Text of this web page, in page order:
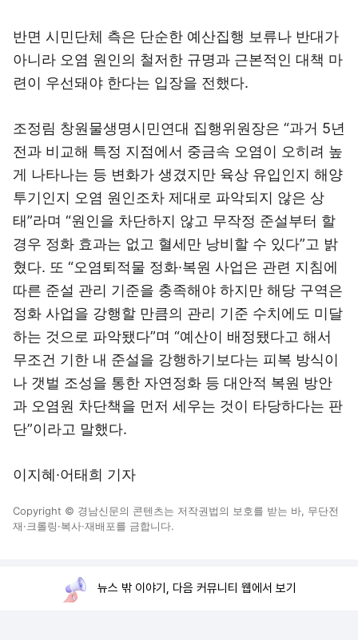
반면 시민단체 측은 단순한 예산집행 보류나 반대가
아니라 오염 원인의 철저한 규명과 근본적인 대책 마
련이 우선돼야 한다는 입장을 전했다.
조정림 창원물생명시민연대 집행위원장은 “과거 5년
전과 비교해 특정 지점에서 중금속 오염이 오히려 높
게 나타나는 등 변화가 생겼지만 육상 유입인지 해양
투기인지 오염 원인조차 제대로 파악되지 않은 상
태”라며 “원인을 차단하지 않고 무작정 준설부터 할
경우 정화 효과는 없고 혈세만 낭비할 수 있다”고 밝
혔다. 또 “오염퇴적물 정화·복원 사업은 관련 지침에
따른 준설 관리 기준을 충족해야 하지만 해당 구역은
정화 사업을 강행할 만큼의 관리 기준 수치에도 미달
하는 것으로 파악됐다”며 “예산이 배정됐다고 해서
무조건 기한 내 준설을 강행하기보다는 피복 방식이
나 갯벌 조성을 통한 자연정화 등 대안적 복원 방안
과 오염원 차단책을 먼저 세우는 것이 타당하다는 판
단”이라고 말했다.
이지혜·어태희 기자
Copyright © 경남신문의 콘텐츠는 저작권법의 보호를 받는 바, 무단전
재·크롤링·복사·재배포를 금합니다.
뉴스 밖 이야기, 다음 커뮤니티 웹에서 보기